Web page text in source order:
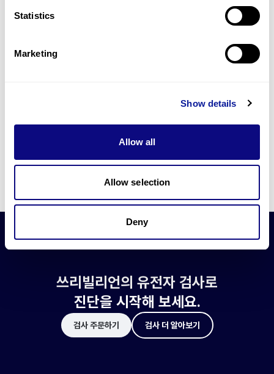
Statistics
Marketing
Show details
Allow all
Allow selection
Deny
최신 유전학 정보 제공
블로그와 뉴스레터를 통해 최신 유전학 정보를 제공해 드립니다.
쓰리빌리언은 유전자 진단에 필요한 여러 기술의 개발과 도입에 힘쓰고 있습니
더 정확한 변이 해석과 높은 진단율을 위한 쓰리빌리언의 기술에 대해 알아보
쓰리빌리언의 유전자 검사로
진단을 시작해 보세요.
검사 주문하기 검사 더 알아보기